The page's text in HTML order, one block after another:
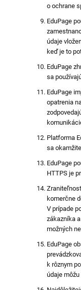
o ochrane
EduPage
údaje
keď je to
EduPage
sa
EduPage
opatrenia
Platforma
sa
EduPage
HTTPS je
komerčne
V prípade
zákazníka
možných
EduPage
k rôznym
údaje